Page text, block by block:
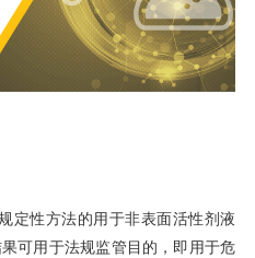
定性方法的用于非表面活性剂液
可用于法规监管目的，即用于危